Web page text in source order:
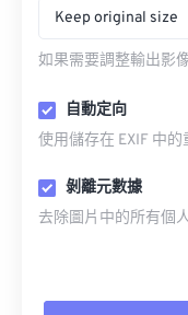
Keep original size
如果需要調整輸出影
自動定向
使用儲存在 EXIF 中
剝離元數據
去除圖片中的所有個